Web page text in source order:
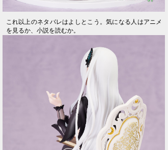
これ以上のネタバレはよしとこう。気になる人はアニメ
を見るか、小説を読むか。